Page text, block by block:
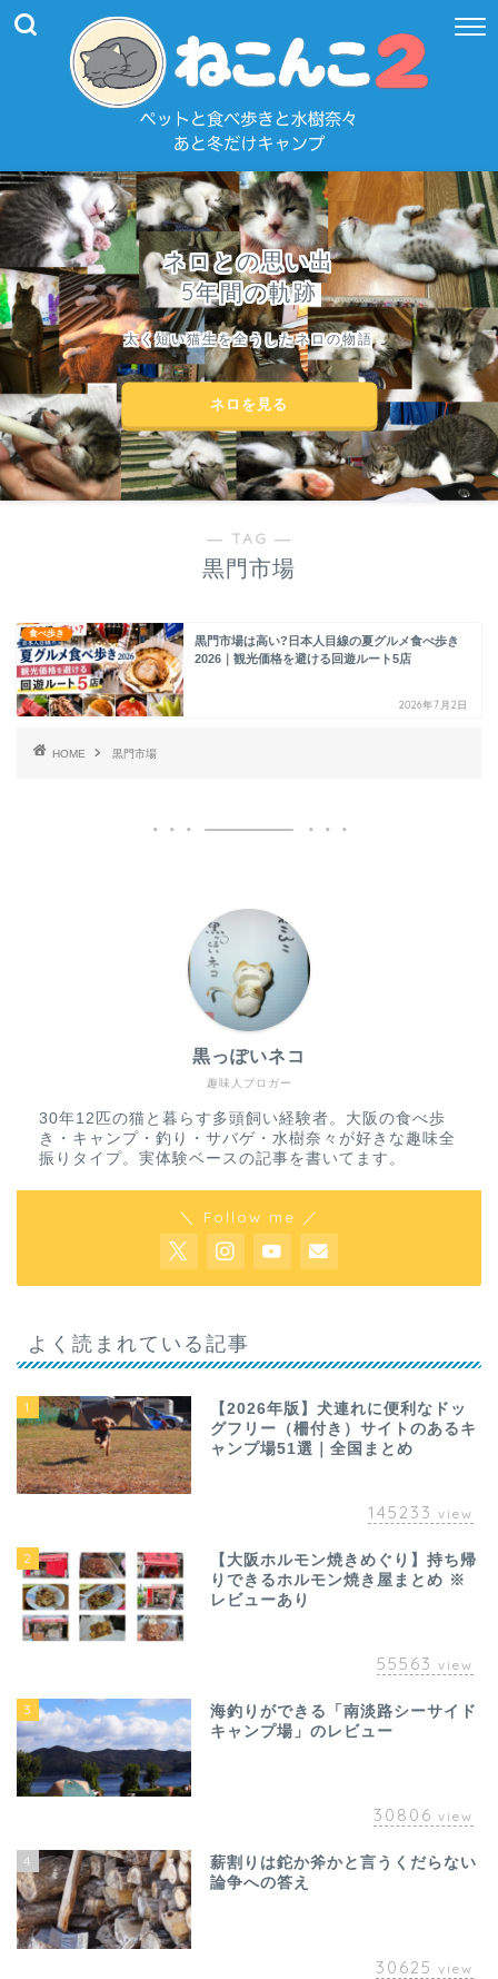
ネロとの思い出
5年間の軌跡
太く短い猫生を全うしたネロの物語
ネロを見る
― TAG ―
黒門市場
食べ歩き
黒門市場は高い?日本人目線の夏グルメ食べ歩き
2026｜観光価格を避ける回遊ルート5店
2026年7月2日
HOME 黒門市場
趣味人ブロガー
黒っぽいネコ
30年12匹の猫と暮らす多頭飼い経験者。大阪の食べ歩
き・キャンプ・釣り・サバゲ・水樹奈々が好きな趣味全
振りタイプ。実体験ベースの記事を書いてます。
＼ Follow me ／
よく読まれている記事
1
【2026年版】犬連れに便利なドッ
グフリー（柵付き）サイトのあるキ
ャンプ場51選｜全国まとめ
145233 view
2
【大阪ホルモン焼きめぐり】持ち帰
りできるホルモン焼き屋まとめ ※
レビューあり
55563 view
3
海釣りができる「南淡路シーサイド
キャンプ場」のレビュー
30806 view
4
薪割りは鉈か斧かと言うくだらない
論争への答え
30625 view